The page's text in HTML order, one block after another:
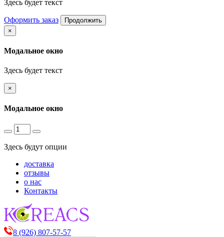
Здесь будет текст
Оформить заказ
Продолжить
×
Модальное окно
Здесь будет текст
×
Модальное окно
Здесь будут опции
доставка
отзывы
о нас
Контакты
8 (926) 807-57-57